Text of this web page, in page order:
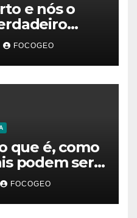
e nós o
de
FOCOGEO
que é, como
podem ser
fenômeno
no Brasil e
FOCOGEO